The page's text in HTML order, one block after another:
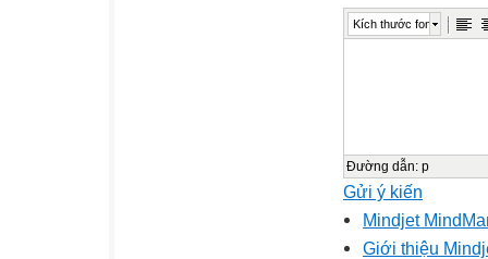
Kích thước font
Đường dẫn: p
Gửi ý kiến
Mindjet
Giới thiệu